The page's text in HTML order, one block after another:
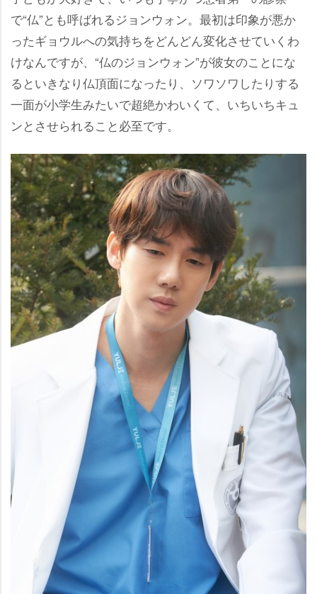
で“仏”とも呼ばれるジョンウォン。最初は印象が悪か
ったギョウルへの気持ちをどんどん変化させていくわ
けなんですが、“仏のジョンウォン”が彼女のことにな
るといきなり仏頂面になったり、ソワソワしたりする
一面が小学生みたいで超絶かわいくて、いちいちキュ
ンとさせられること必至です。